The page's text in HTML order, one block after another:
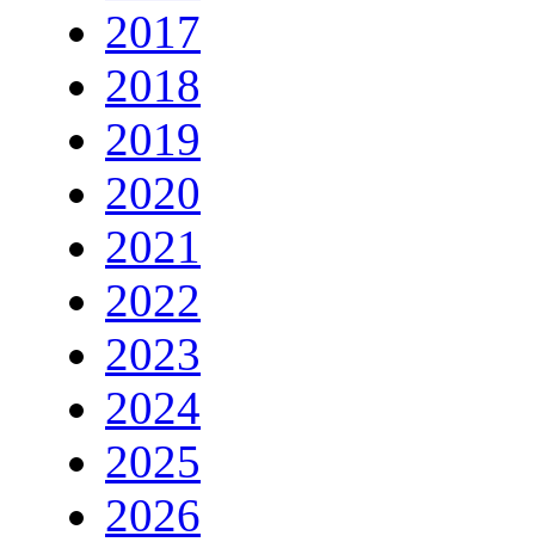
2017
2018
2019
2020
2021
2022
2023
2024
2025
2026